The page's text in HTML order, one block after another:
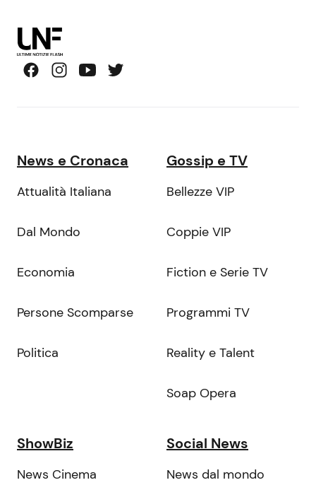
News e Cronaca
Attualità Italiana
Dal Mondo
Economia
Persone Scomparse
Politica
Gossip e TV
Bellezze VIP
Coppie VIP
Fiction e Serie TV
Programmi TV
Reality e Talent
Soap Opera
ShowBiz
News Cinema
Social News
News dal mondo